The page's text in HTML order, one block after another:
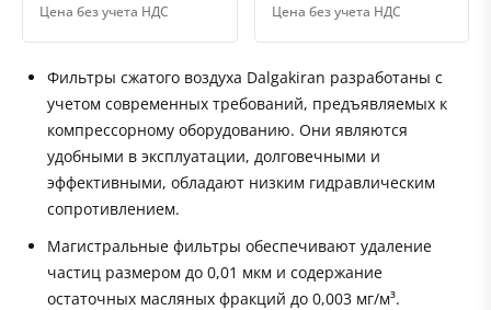
Цена без учета НДС Цена без учета НДС
Фильтры сжатого воздуха Dalgakiran разработаны с
учетом современных требований, предъявляемых к
компрессорному оборудованию. Они являются
удобными в эксплуатации, долговечными и
эффективными, обладают низким гидравлическим
сопротивлением.
Магистральные фильтры обеспечивают удаление
частиц размером до 0,01 мкм и содержание
остаточных масляных фракций до 0,003 мг/м³.